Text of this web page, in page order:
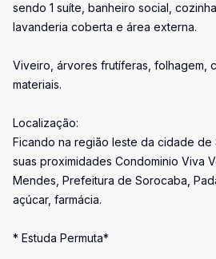
sendo 1 suíte, banheiro social,
lavanderia coberta e área externa.
Viveiro, árvores frutíferas, folhagem,
materiais.
Localização:
Ficando na região leste da cidade de
suas proximidades Condominio Viva
Mendes, Prefeitura de Sorocaba,
açúcar, farmácia.
* Estuda Permuta*